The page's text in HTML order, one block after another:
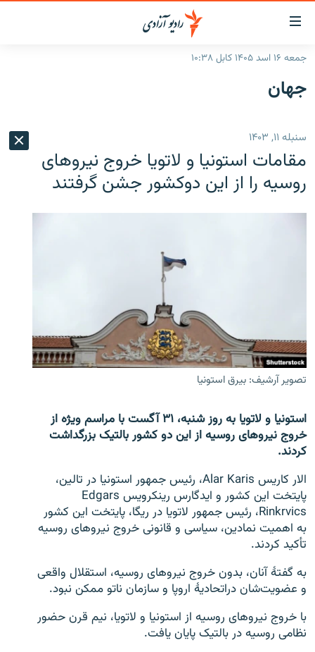
لینک‌های
قابل
دسترسی
به
بازگشت
منوی
اصلی
گزارش‌ها
منطقه
شرق میانه
افغانستان
جدول نشرات
مصاحبه‌ها
صفحه پشتو
Azadi English
به ما بپیوندید
همۀ سایت‌های رادیو آزادی/ رادیو اروپای آزاد
جمعه ۱۶ اسد ۱۴۰۵ کابل ۱۰:۳۸
جهان
سنبله ۱۱, ۱۴۰۳
مقامات استونیا و لاتویا خروج نیروهای
روسیه را از این دوکشور جشن گرفتند
تصویر آرشیف: بیرق استونیا
استونیا و لاتویا به روز شنبه، ۳۱ آگست با مراسم‌ ویژه از
خروج نیروهای روسیه از این دو کشور بالتیک بزرگداشت
کردند.
الار کاریس Alar Karis، رئیس جمهور استونیا در تالین،
پایتخت این کشور و ایدگارس رینکرویس Edgars
Rinkrvics، رئیس جمهور لاتویا در ریگا، پایتخت این کشور
به اهمیت نمادین، سیاسی و قانونی خروج نیروهای روسیه
تأکید کردند.
به گفتۀ آنان، بدون خروج نیروهای روسیه، استقلال واقعی
و عضویت‌شان دراتحادیۀ اروپا و سازمان ناتو ممکن نبود.
با خروج نیروهای روسیه از استونیا و لاتویا، نیم قرن حضور
نظامی روسیه در بالتیک پایان یافت.